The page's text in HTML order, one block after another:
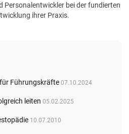
Personalentwickler bei der fundierten
ihrer Praxis.
Führungskräfte 07.10.2024
leiten 05.02.2025
10.07.2010